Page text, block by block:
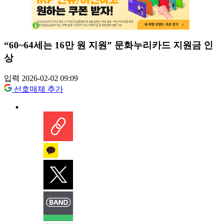
“60~64세는 16만 원 지원” 문화누리카드 지원금 인
상
입력 2026-02-02 09:09
선호매체 추가